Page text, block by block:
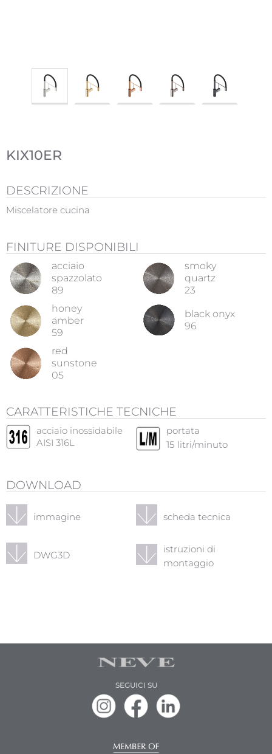
KIX10ER
DESCRIZIONE
Miscelatore cucina
FINITURE DISPONIBILI
acciaio
spazzolato
89
smoky
quartz
23
honey
amber
59
black onyx
96
red
sunstone
05
CARATTERISTICHE TECNICHE
acciaio inossidabile
AISI 316L
portata
15 litri/minuto
DOWNLOAD
immagine scheda tecnica
DWG3D
istruzioni di
montaggio
SEGUICI SU